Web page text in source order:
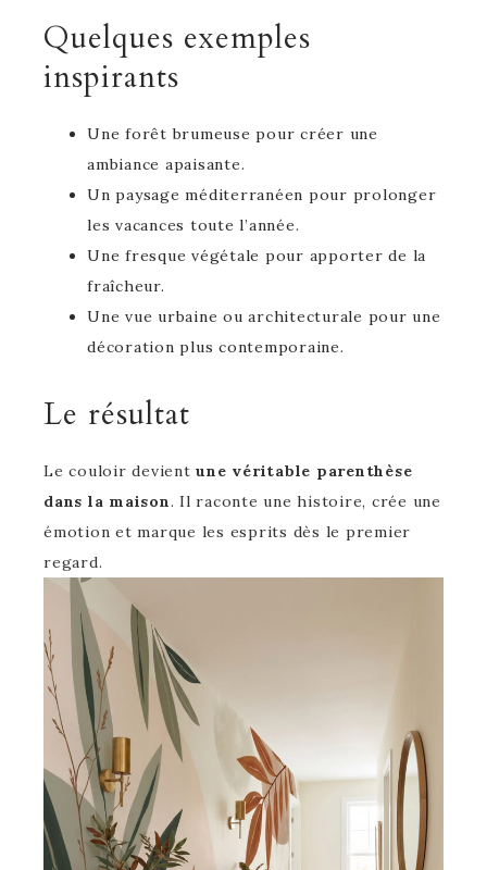
Quelques exemples
inspirants
Une forêt brumeuse pour créer une
ambiance apaisante.
Un paysage méditerranéen pour prolonger
les vacances toute l’année.
Une fresque végétale pour apporter de la
fraîcheur.
Une vue urbaine ou architecturale pour une
décoration plus contemporaine.
Le résultat
Le couloir devientune véritable parenthèse
dans la maison. Il raconte une histoire, crée une
émotion et marque les esprits dès le premier
regard.